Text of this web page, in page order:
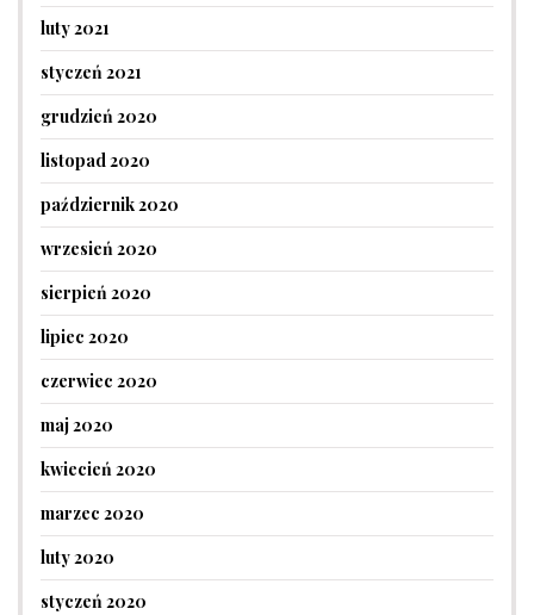
luty 2021
styczeń 2021
grudzień 2020
listopad 2020
październik 2020
wrzesień 2020
sierpień 2020
lipiec 2020
czerwiec 2020
maj 2020
kwiecień 2020
marzec 2020
luty 2020
styczeń 2020